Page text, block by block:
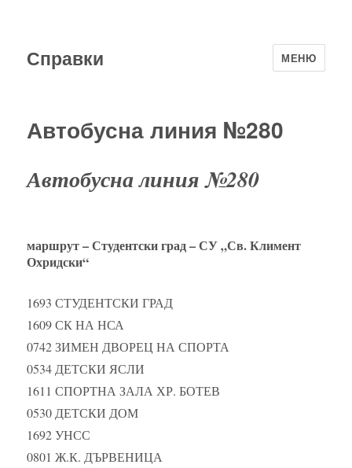
Справки МЕНЮ
Автобусна линия №280
Автобусна линия №280
маршрут – Студентски град – СУ „Св. Климент
Охридски“
1693 СТУДЕНТСКИ ГРАД
1609 СК НА НСА
0742 ЗИМЕН ДВОРЕЦ НА СПОРТА
0534 ДЕТСКИ ЯСЛИ
1611 СПОРТНА ЗАЛА ХР. БОТЕВ
0530 ДЕТСКИ ДОМ
1692 УНСС
0801 Ж.К. ДЪРВЕНИЦА